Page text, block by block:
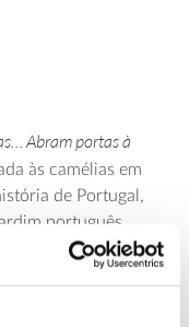
Abram portas à
às camélias em
de Portugal,
português
vista sobre